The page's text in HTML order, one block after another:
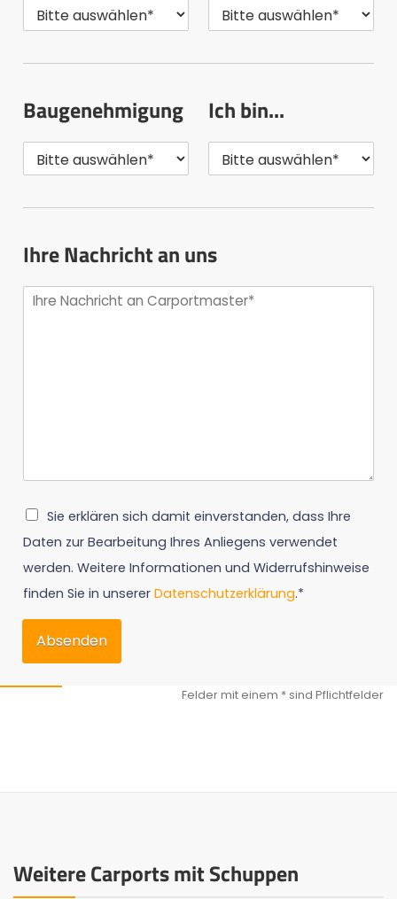
Baugenehmigung Ich bin...
Ihre Nachricht an uns
Sie erklären sich damit einverstanden, dass Ihre
Daten zur Bearbeitung Ihres Anliegens verwendet
werden. Weitere Informationen und Widerrufshinweise
finden Sie in unserer Datenschutzerklärung.*
Absenden
Weitere Carports mit Schuppen